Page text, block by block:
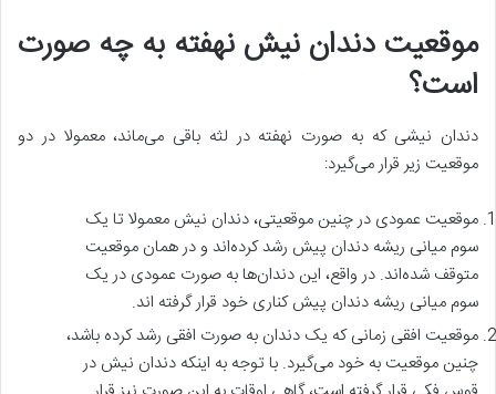
موقعیت دندان نیش نهفته به چه صورت
است؟
دندان نیشی که به صورت نهفته در لثه باقی می‌ماند، معمولا در دو
موقعیت زیر قرار می‌گیرد:
موقعیت عمودی در چنین موقعیتی، دندان نیش معمولا تا یک
سوم میانی ریشه دندان پیش رشد کرده‌اند و در همان موقعیت
متوقف شده‌اند. در واقع، این دندان‌ها به صورت عمودی در یک
سوم میانی ریشه دندان پیش کناری خود قرار گرفته اند.
موقعیت افقی زمانی که یک دندان به صورت افقی رشد کرده باشد،
چنین موقعیت به خود می‌گیرد. با توجه به اینکه دندان نیش در